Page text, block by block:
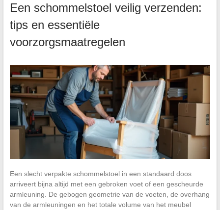
Een schommelstoel veilig verzenden:
tips en essentiële
voorzorgsmaatregelen
Een slecht verpakte schommelstoel in een standaard doos
arriveert bijna altijd met een gebroken voet of een gescheurde
armleuning. De gebogen geometrie van de voeten, de overhang
van de armleuningen en het totale volume van het meubel